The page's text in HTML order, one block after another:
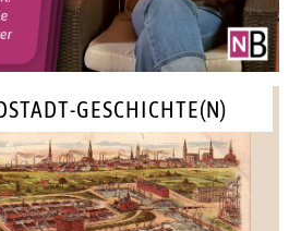
GESCHICHTE(N)